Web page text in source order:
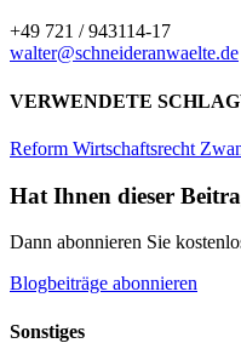
+49 721 / 943114-17
walter@schneideranwaelte.de
VERWENDETE
Reform Wirtschaftsrecht
Hat Ihnen dieser
Dann abonnieren Sie
Blogbeiträge abonnieren
Sonstiges